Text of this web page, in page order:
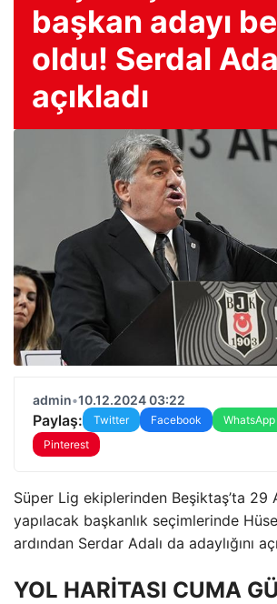
başkan adayı
oldu! Serdal
açıkladı
admin•10.12.2024 03:22
Paylaş: Twitter Facebook WhatsApp
Pinterest
Süper Lig ekiplerinden Beşiktaş’ta 29
yapılacak başkanlık seçimlerinde
ardından Serdar Adalı da adaylığını
YOL HARİTASI CUMA